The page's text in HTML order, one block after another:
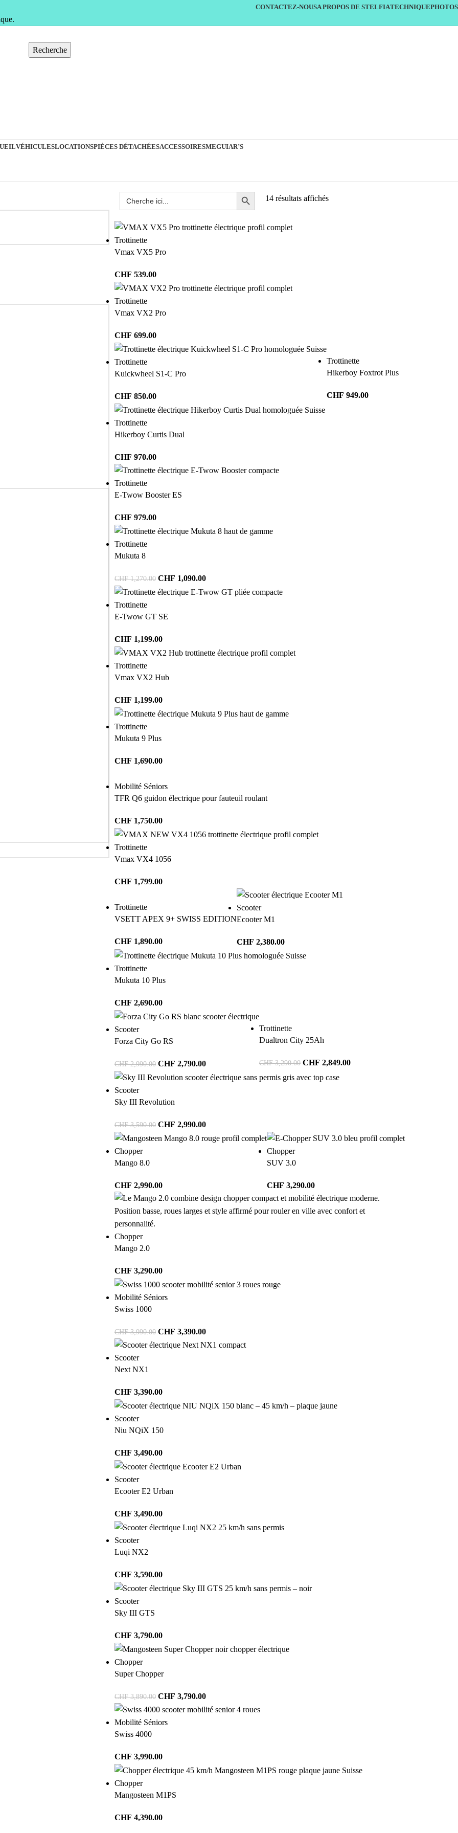
CONTACTEZ-NOUSA PROPOS DE STELFIATECHNIQUEPHOTOS
Recherche
VÉHICULESLOCATIONSPIÈCES DÉTACHÉESACCESSOIRESMEGUIAR’S
14 résultats affichés
Trottinette
Vmax VX5 Pro
CHF 539.00
Trottinette
Vmax VX2 Pro
CHF 699.00
Trottinette
Kuickwheel S1-C Pro
CHF 850.00
Trottinette
Hikerboy Foxtrot Plus
CHF 949.00
Trottinette
Hikerboy Curtis Dual
CHF 970.00
Trottinette
E-Twow Booster ES
CHF 979.00
Trottinette
Mukuta 8
CHF1,270.00 CHF 1,090.00
Trottinette
E-Twow GT SE
CHF 1,199.00
Trottinette
Vmax VX2 Hub
CHF 1,199.00
Trottinette
Mukuta 9 Plus
CHF 1,690.00
Mobilité Séniors
TFR Q6 guidon électrique pour fauteuil roulant
CHF 1,750.00
Trottinette
Vmax VX4 1056
CHF 1,799.00
Trottinette
VSETT APEX 9+ SWISS EDITION
CHF 1,890.00
Scooter
Ecooter M1
CHF 2,380.00
Trottinette
Mukuta 10 Plus
CHF 2,690.00
Scooter
Forza City Go RS
CHF2,990.00 CHF 2,790.00
Trottinette
Dualtron City 25Ah
CHF3,290.00 CHF 2,849.00
Scooter
Sky III Revolution
CHF3,590.00 CHF 2,990.00
Chopper
Mango 8.0
CHF 2,990.00
Chopper
SUV 3.0
CHF 3,290.00
Chopper
Mango 2.0
CHF 3,290.00
Mobilité Séniors
Swiss 1000
CHF3,990.00 CHF 3,390.00
Scooter
Next NX1
CHF 3,390.00
Scooter
Niu NQiX 150
CHF 3,490.00
Scooter
Ecooter E2 Urban
CHF 3,490.00
Scooter
Luqi NX2
CHF 3,590.00
Scooter
Sky III GTS
CHF 3,790.00
Chopper
Super Chopper
CHF3,890.00 CHF 3,790.00
Mobilité Séniors
Swiss 4000
CHF 3,990.00
Chopper
Mangosteen M1PS
CHF 4,390.00